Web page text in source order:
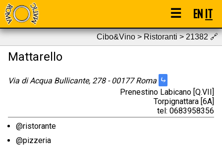
☰ ENIT
Cibo&Vino > Ristoranti > 21382🔗
Mattarello
Via di Acqua Bullicante, 278 - 00177 Roma ⤷
Prenestino Labicano [Q.VII]
Torpignattara [6A]
tel: 0683958356
@ristorante
@pizzeria